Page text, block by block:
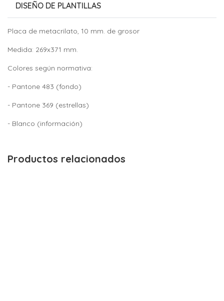
DISEÑO DE PLANTILLAS
Placa de metacrilato, 10 mm. de grosor
Medida: 269x371 mm.
Colores según normativa:
- Pantone 483 (fondo)
- Pantone 369 (estrellas)
- Blanco (información)
Productos relacionados